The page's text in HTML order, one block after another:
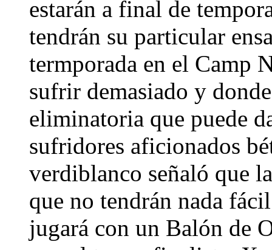
estarán a final de
tendrán su particular
termporada en el Camp
sufrir demasiado y
eliminatoria que puede
sufridores aficionados
verdiblanco señaló que
que no tendrán nada
jugará con un Balón de